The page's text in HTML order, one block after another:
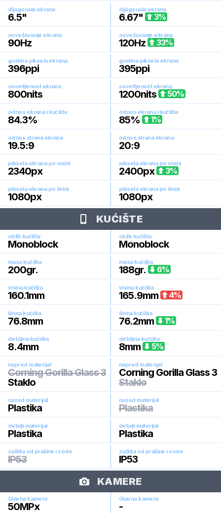
dijagonala ekrana
6.5"
dijagonala ekrana
6.67" 3%
osvežavanje ekrana
90Hz
osvežavanje ekrana
120Hz 33%
gustina piksela ekrana
396ppi
gustina piksela ekrana
395ppi
osvetljenost ekrana
800nits
osvetljenost ekrana
1200nits 50%
odnos ekrana i kućišta
84.3%
odnos ekrana i kućišta
85% 1%
odnos strana ekrana
19.5:9
odnos strana ekrana
20:9
piksela ekrana po visini
2340px
piksela ekrana po visini
2400px 3%
piksela ekrana po širini
1080px
piksela ekrana po širini
1080px
KUĆIŠTE
oblik kućišta
Monoblock
oblik kućišta
Monoblock
masa kućišta
200gr.
masa kućišta
188gr. 6%
visina kućišta
160.1mm
visina kućišta
165.9mm 4%
širina kućišta
76.8mm
širina kućišta
76.2mm 1%
debljina kućišta
8.4mm
debljina kućišta
8mm 5%
napred materijal
Corning Gorilla Glass 3
Staklo
napred materijal
Corning Gorilla Glass 3
Staklo
nazad materijal
Plastika
nazad materijal
Plastika
detalji materijal
Plastika
detalji materijal
Plastika
zaštita od prašine i vode
IP53
zaštita od prašine i vode
IP53
KAMERE
Glavna kamera
50MPx
Glavna kamera
-